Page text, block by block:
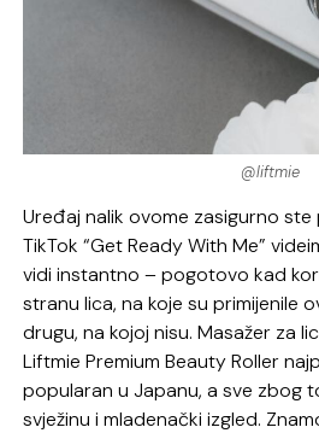
@liftmie
Uređaj nalik ovome zasigurno ste
TikTok “Get Ready With Me”
vidi instantno – pogotovo kad
stranu lica, na koje su primijenile
drugu, na kojoj nisu. Masažer za
Liftmie Premium Beauty Roller
popularan u Japanu, a sve zbog
svježinu i mladenački izgled.